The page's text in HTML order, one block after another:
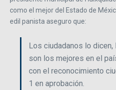
como el mejor del Estado de
edil panista aseguro que:
Los ciudadanos lo
son los mejores en el
con el reconocimiento
1 en aprobación.